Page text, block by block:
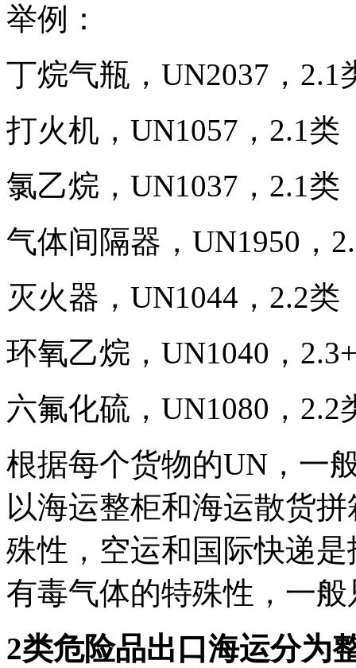
举例：
丁烷气瓶，UN2037，2.1
打火机，UN1057，2.1类
氯乙烷，UN1037，2.1类
气体间隔器，UN1950，
灭火器，UN1044，2.2类
环氧乙烷，UN1040，
六氟化硫，UN1080，2.2
根据每个货物的UN，一
以海运整柜和海运散货
殊性，空运和国际快递
有毒气体的特殊性，一
2类危险品出口海运分为